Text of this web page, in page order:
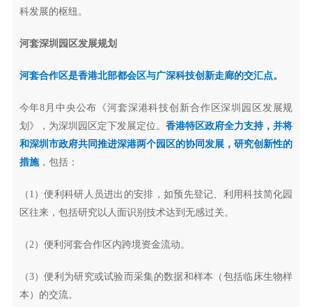
科发展的枢纽。
河套深圳园区发展规划
河套合作区是香港北部都会区与广深科技创新走廊的交汇点。
今年8月中央公布《河套深港科技创新合作区深圳园区发展规
划》，为深圳园区定下发展定位。香港特区政府全力支持，并将
和深圳市政府共同推进深港两个园区的协同发展，研究创新性的
措施，包括：
（1）便利科研人员进出的安排，如预先登记、利用科技简化园
区往来，包括研究以人面识别技术达到无感过关。
（2）便利河套合作区内跨境资金流动。
（3）便利为研究或试验而采集的数据和样本（包括临床生物样
本）的交流。